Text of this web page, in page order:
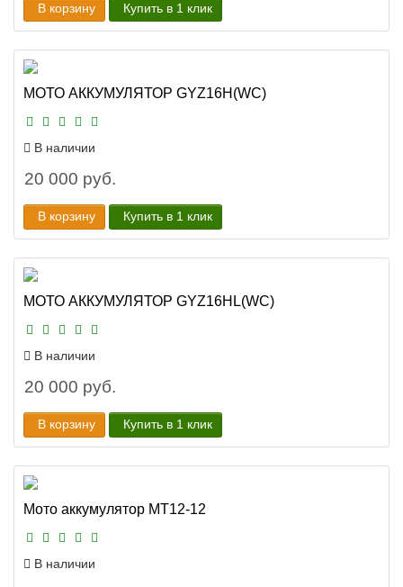
В корзину Купить в 1 клик
МОТО АККУМУЛЯТОР GYZ16H(WC)
В наличии
20 000 руб.
В корзину Купить в 1 клик
МОТО АККУМУЛЯТОР GYZ16HL(WC)
В наличии
20 000 руб.
В корзину Купить в 1 клик
Мото аккумулятор MT12-12
В наличии